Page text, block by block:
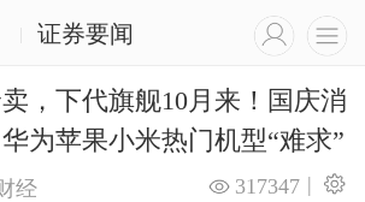
证券要闻
卖，下代旗舰10月来！国庆消
为苹果小米热门机型“难求”
经 |
317347